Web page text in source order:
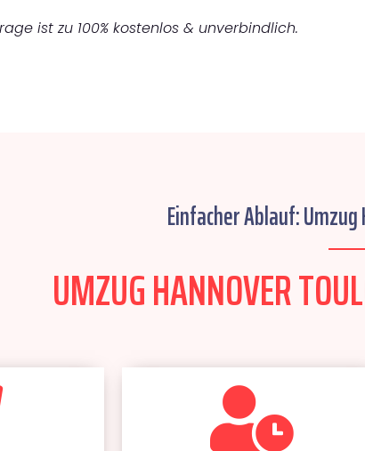
ist zu 100% kostenlos & unverbindlich.
Einfacher Ablauf:
UMZUG HANNOVER